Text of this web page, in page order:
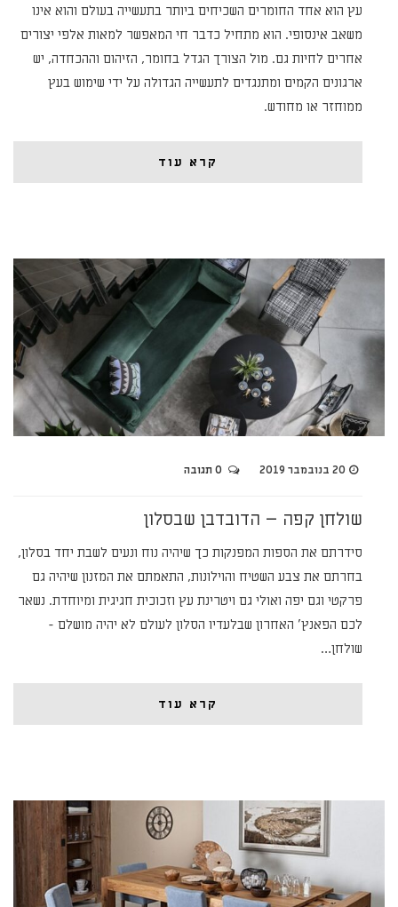
עץ הוא אחד החומרים השכיחים ביותר בתעשייה בעולם והוא אינו
משאב אינסופי. הוא מתחיל כדבר חי המאפשר למאות אלפי יצורים
אחרים לחיות גם. מול הצורך הגדל בחומר, הזיהום וההכחדה, יש
ארגונים הקמים ומתנגדים לתעשייה הגדולה על ידי שימוש בעץ
ממוחזר או מחודש.
קרא עוד
20 בנובמבר 2019
שולחן קפה – הדובדבן שבסלון
סידרתם את הספות המפנקות כך שיהיה נוח ונעים לשבת יחד בסלון,
בחרתם את צבע השטיח והוילונות, התאמתם את המזנון שיהיה גם
פרקטי וגם יפה ואולי גם ויטרינת עץ וזכוכית חגיגית ומיוחדת. נשאר
לכם הפאנץ' האחרון שבלעדיו הסלון לעולם לא יהיה מושלם -
שולחן…
קרא עוד